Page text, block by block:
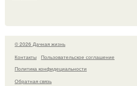
© 2026 Дачная жизнь
Контакты
Пользовательское соглашение
Политика конфидециальности
Обратная связь